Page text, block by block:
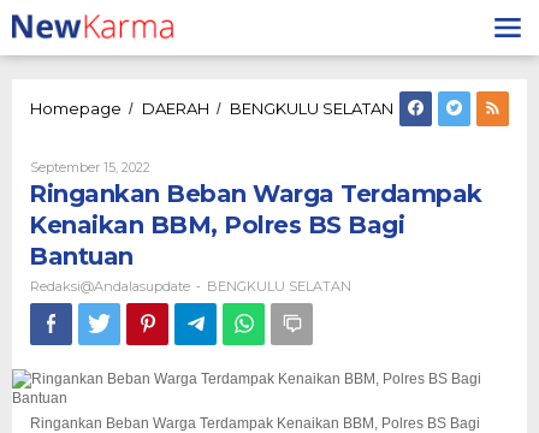
Lewati
ke
konten
Homepage / DAERAH / BENGKULU SELATAN Ringankan
Beban
Kenaikan
BBM,
Polres
September 15, 2022
Redaksi@andalasupdate
Ringankan Beban Warga Terdampak
Kenaikan BBM, Polres BS Bagi
Bantuan
Redaksi@andalasupdate - BENGKULU SELATAN
Ringankan Beban Warga Terdampak Kenaikan BBM, Polres BS Bagi